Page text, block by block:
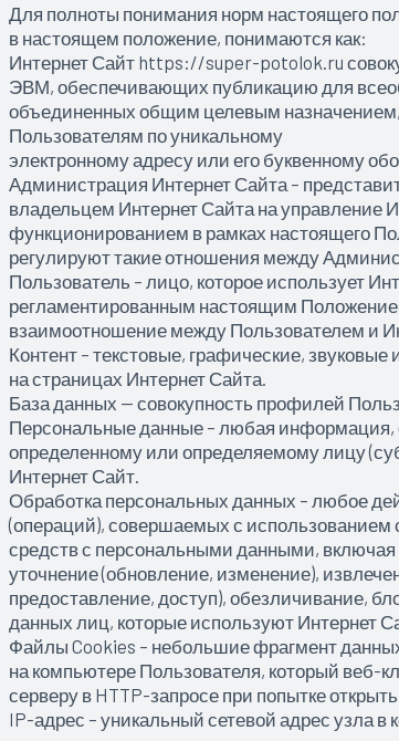
Для полноты понимания норм настоящего
в настоящем положение, понимаются как:
Интернет Сайт https://super-potolok.ru
ЭВМ, обеспечивающих публикацию для
объединенных общим целевым
Пользователям по уникальному
электронному адресу или его буквенному
Администрация Интернет Сайта –
владельцем Интернет Сайта на управление
функционированием в рамках настоящего
регулируют такие отношения между
Пользователь – лицо, которое использует
регламентированным настоящим
взаимоотношение между Пользователем и
Контент – текстовые, графические,
на страницах Интернет Сайта.
База данных — совокупность профилей
Персональные данные – любая информация,
определенному или определяемому лицу
Интернет Сайт.
Обработка персональных данных – любое
(операций), совершаемых с использованием
средств с персональными данными,
уточнение (обновление, изменение),
предоставление, доступ), обезличивание,
данных лиц, которые используют Интернет
Файлы Cookies – небольшие фрагмент
на компьютере Пользователя, который веб-
серверу в HTTP-запросе при попытке
IP-адрес – уникальный сетевой адрес узла в